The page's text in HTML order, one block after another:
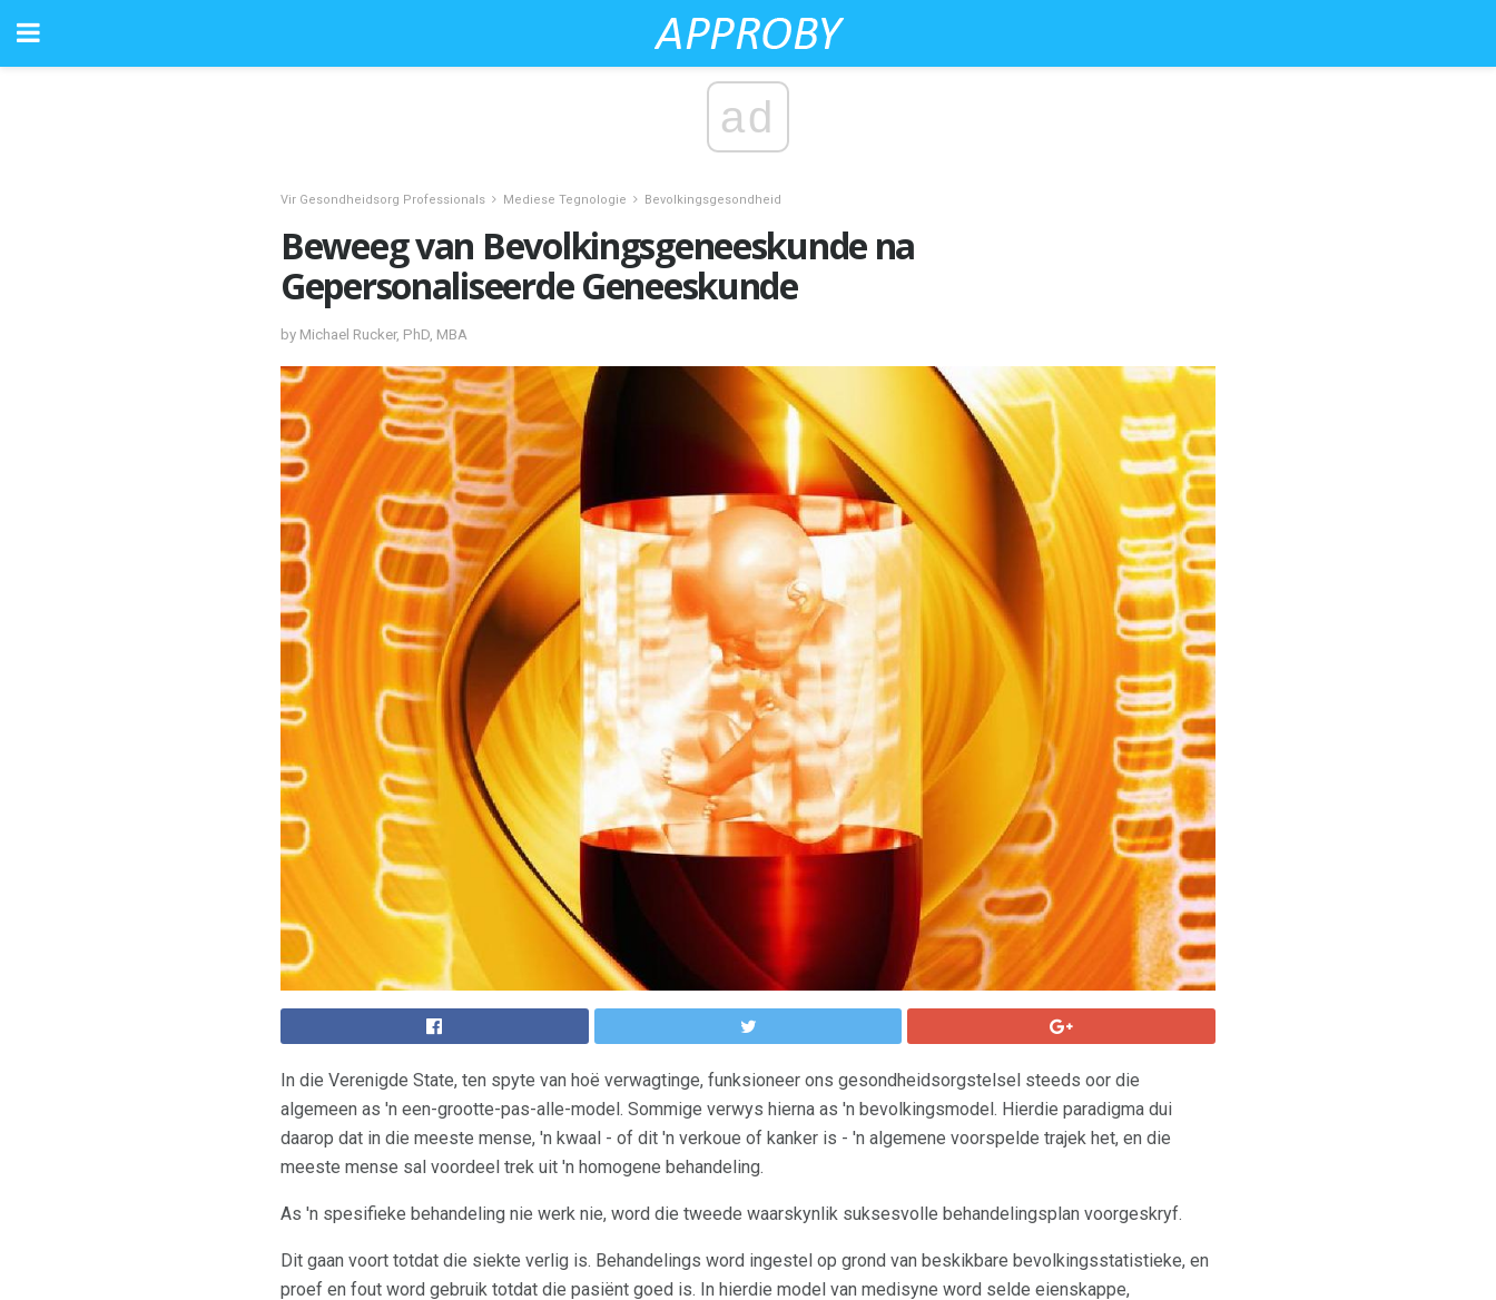
ad
Vir Gesondheidsorg Professionals Mediese Tegnologie Bevolkingsgesondheid
Beweeg van Bevolkingsgeneeskunde na
Gepersonaliseerde Geneeskunde
by Michael Rucker, PhD, MBA
In die Verenigde State, ten spyte van hoë verwagtinge, funksioneer ons gesondheidsorgstelsel steeds oor die
algemeen as 'n een-grootte-pas-alle-model. Sommige verwys hierna as 'n bevolkingsmodel. Hierdie paradigma dui
daarop dat in die meeste mense, 'n kwaal - of dit 'n verkoue of kanker is - 'n algemene voorspelde trajek het, en die
meeste mense sal voordeel trek uit 'n homogene behandeling.
As 'n spesifieke behandeling nie werk nie, word die tweede waarskynlik suksesvolle behandelingsplan voorgeskryf.
Dit gaan voort totdat die siekte verlig is. Behandelings word ingestel op grond van beskikbare bevolkingsstatistieke, en
proef en fout word gebruik totdat die pasiënt goed is. In hierdie model van medisyne word selde eienskappe,